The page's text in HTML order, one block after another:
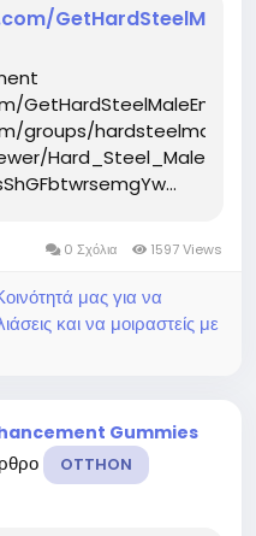
GetHardSteelM
groups/
0 Σχόλια 1597 Views
μας για να
και να μοιραστείς με
Gummies
OTTHON